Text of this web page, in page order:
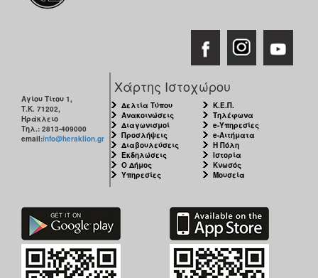
Αγίου Τίτου 1,
Τ.Κ. 71202,
Ηράκλειο
Τηλ.: 2813-409000
email:info@heraklion.gr
Χάρτης Ιστοχώρου
Δελτία Τύπου
Ανακοινώσεις
Διαγωνισμοί
Προσλήψεις
Διαβουλεύσεις
Εκδηλώσεις
Ο Δήμος
Υπηρεσίες
Κ.Ε.Π.
Τηλέφωνα
e-Υπηρεσίες
e-Αιτήματα
Η Πόλη
Ιστορία
Κνωσός
Μουσεία